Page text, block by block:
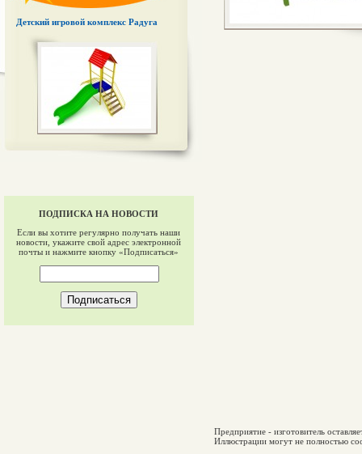
Детский игровой комплекс Радуга
ПОДПИСКА НА НОВОСТИ
Если вы хотите регулярно получать наши
новости, укажите свой адрес электронной
почты и нажмите кнопку «Подписаться»
Предприятие - изготовитель
Иллюстрации могут не полностью